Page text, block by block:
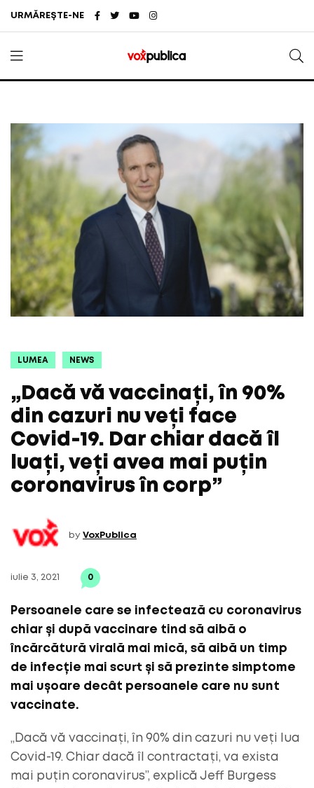
URMĂREȘTE-NE
LUMEA NEWS
„Dacă vă vaccinați, în 90%
din cazuri nu veți face
Covid-19. Dar chiar dacă îl
luați, veți avea mai puțin
coronavirus în corp”
by VoxPublica
iulie 3, 2021 0
Persoanele care se infectează cu coronavirus
chiar și după vaccinare tind să aibă o
încărcătură virală mai mică, să aibă un timp
de infecție mai scurt și să prezinte simptome
mai ușoare decât persoanele care nu sunt
vaccinate.
„Dacă vă vaccinați, în 90% din cazuri nu veți lua
Covid-19. Chiar dacă îl contractați, va exista
mai puțin coronavirus”, explică Jeff Burgess